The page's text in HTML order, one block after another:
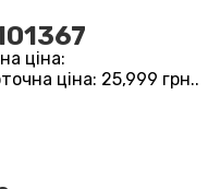
ціна:
ціна: 25,999 грн..